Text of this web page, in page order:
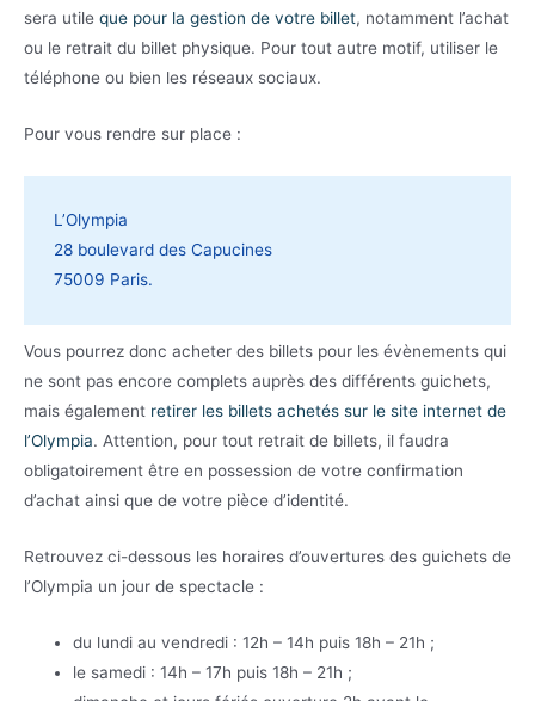
sera utile que pour la gestion de votre billet, notamment l’achat
ou le retrait du billet physique. Pour tout autre motif, utiliser le
téléphone ou bien les réseaux sociaux.
Pour vous rendre sur place :
L’Olympia
28 boulevard des Capucines
75009 Paris.
Vous pourrez donc acheter des billets pour les évènements qui
ne sont pas encore complets auprès des différents guichets,
mais également retirer les billets achetés sur le site internet de
l’Olympia. Attention, pour tout retrait de billets, il faudra
obligatoirement être en possession de votre confirmation
d’achat ainsi que de votre pièce d’identité.
Retrouvez ci-dessous les horaires d’ouvertures des guichets de
l’Olympia un jour de spectacle :
du lundi au vendredi : 12h – 14h puis 18h – 21h ;
le samedi : 14h – 17h puis 18h – 21h ;